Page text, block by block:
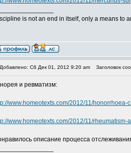
is not an end in itself, only a means to
Добавлено: Сб Дек 01, 2012 9:20 am Заголовок
и ревматизм:
www.homeotexts.com/2012/11/honorrhoea-
www.homeotexts.com/2012/11/rheumatism-
описание процесса